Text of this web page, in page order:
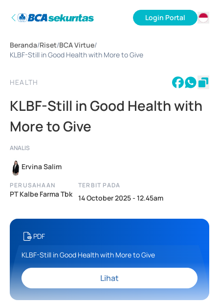
Login Portal
Beranda/Riset/BCA Virtue/
KLBF-Still in Good Health with More to Give
HEALTH
KLBF-Still in Good Health with
More to Give
ANALIS
Ervina Salim
PERUSAHAAN
PT Kalbe Farma Tbk
TERBIT PADA
14 October 2025 - 12.45am
PDF
KLBF-Still in Good Health with More to Give
Lihat